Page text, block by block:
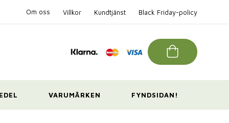
Om oss Villkor Kundtjänst Black Friday-policy
VARUMÄRKEN FYNDSIDAN!